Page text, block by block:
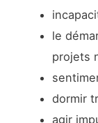
le
projets
dormir
agir